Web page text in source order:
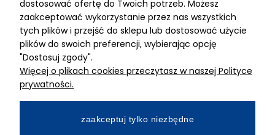
MIMARI sp z o.o.
ul. Kurkowa 12
50-210 Wrocław
Dane rejestracyjne
NIP:8982325327
Wpłacony w całości
dostosować ofertę do Twoich potrzeb. Możesz
zaakceptować wykorzystanie przez nas wszystkich
tych plików i przejść do sklepu lub dostosować użycie
plików do swoich preferencji, wybierając opcję
"Dostosuj zgody".
Więcej o plikach cookies przeczytasz w naszej Polityce
prywatności.
zaakceptuj tylko niezbędne